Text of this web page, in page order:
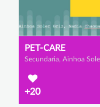
PET-CARE
+20